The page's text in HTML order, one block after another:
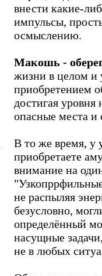
внести какие-
импульсы,
осмыслению.
Макошь -
жизни в целом и
приобретением
достигая уровня
опасные места и
В то же время, у
приобретаете
внимание на
не распыляя
безусловно,
определённый
насущные
не в любых